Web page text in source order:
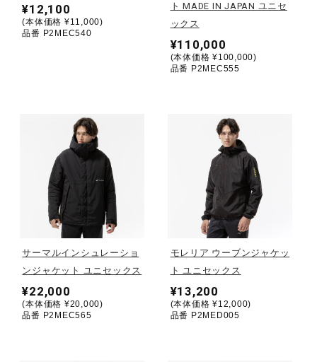
アウトドア／レイン
ジュニア／キッズ
メディカル
コラボ／ライセンス
セール
¥12,100
(本体価格 ¥11,000)
品番 P2MEC540
ト MADE IN JAPAN ユニセ
ックス
¥110,000
(本体価格 ¥100,000)
品番 P2MEC555
サーマルインシュレーショ
ンジャケット ユニセックス
¥22,000
(本体価格 ¥20,000)
品番 P2MEC565
モレリア ウーブンジャケッ
ト ユニセックス
¥13,200
(本体価格 ¥12,000)
品番 P2MED005